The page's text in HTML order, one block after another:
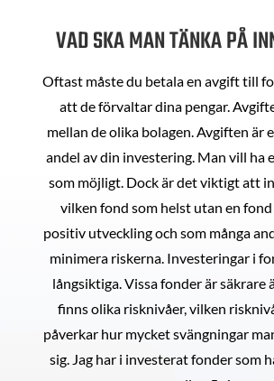
VAD SKA MAN TÄNKA PÅ
Oftast måste du betala en avgift till
att de förvaltar dina pengar.
mellan de olika bolagen. Avgiften är
andel av din investering. Man vill ha
som möjligt. Dock är det viktigt att
vilken fond som helst utan en fond
positiv utveckling och som många
minimera riskerna. Investeringar i
långsiktiga. Vissa fonder är säkrare
finns olika risknivåer, vilken
påverkar hur mycket svängningar
sig. Jag har i investerat fonder som